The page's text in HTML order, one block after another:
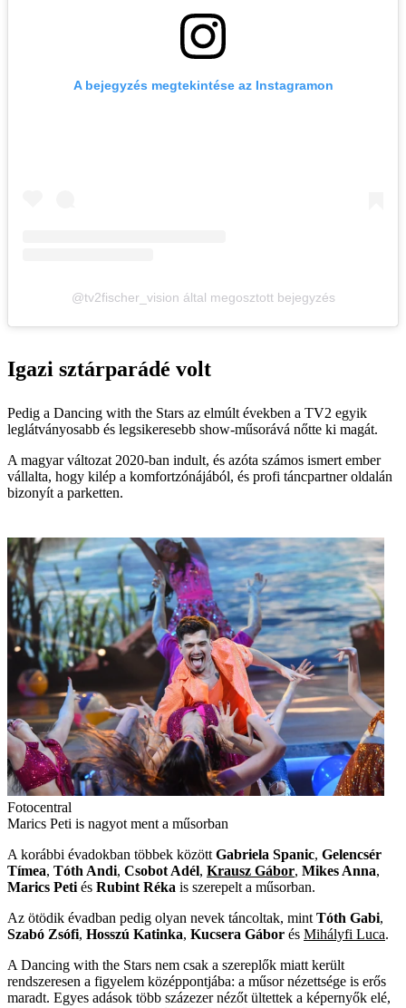
A bejegyzés megtekintése az Instagramon
@tv2fischer_vision által megosztott bejegyzés
Igazi sztárparádé volt
Pedig a Dancing with the Stars az elmúlt években a TV2 egyik
leglátványosabb és legsikeresebb show-műsorává nőtte ki magát.
A magyar változat 2020-ban indult, és azóta számos ismert ember
vállalta, hogy kilép a komfortzónájából, és profi táncpartner oldalán
bizonyít a parketten.
Fotocentral
Marics Peti is nagyot ment a műsorban
A korábbi évadokban többek között Gabriela Spanic, Gelencsér
Tímea, Tóth Andi, Csobot Adél, Krausz Gábor, Mikes Anna,
Marics Peti és Rubint Réka is szerepelt a műsorban.
Az ötödik évadban pedig olyan nevek táncoltak, mint Tóth Gabi,
Szabó Zsófi, Hosszú Katinka, Kucsera Gábor és Mihályfi Luca.
A Dancing with the Stars nem csak a szereplők miatt került
rendszeresen a figyelem középpontjába: a műsor nézettsége is erős
maradt. Egyes adások több százezer nézőt ültettek a képernyők elé,